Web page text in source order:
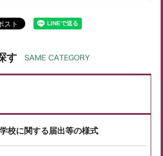
す
校に関する届出等の様式